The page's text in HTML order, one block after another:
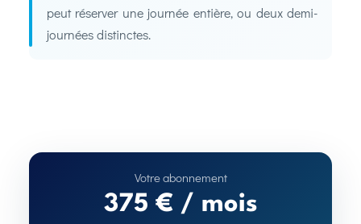
peut réserver une journée entière, ou deux demi-
journées distinctes.
375 € / mois